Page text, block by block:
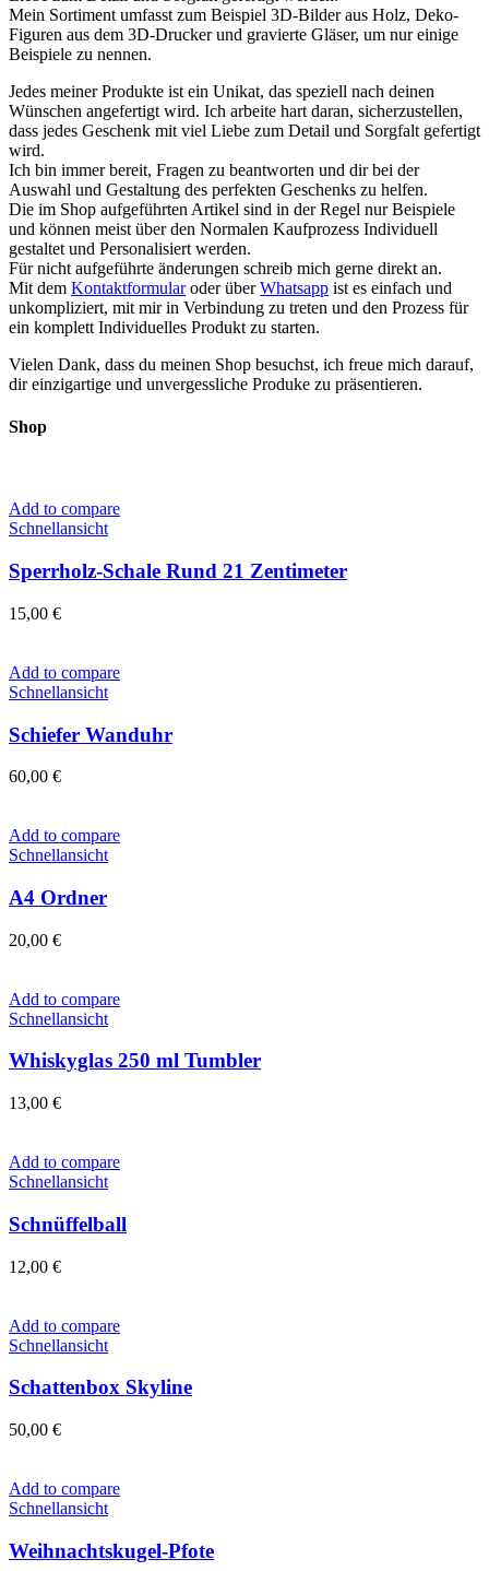
Mein Sortiment umfasst zum Beispiel 3D-Bilder aus Holz, Deko-
Figuren aus dem 3D-Drucker und gravierte Gläser, um nur einige
Beispiele zu nennen.
Jedes meiner Produkte ist ein Unikat, das speziell nach deinen
Wünschen angefertigt wird. Ich arbeite hart daran, sicherzustellen,
dass jedes Geschenk mit viel Liebe zum Detail und Sorgfalt gefertigt
wird.
Ich bin immer bereit, Fragen zu beantworten und dir bei der
Auswahl und Gestaltung des perfekten Geschenks zu helfen.
Die im Shop aufgeführten Artikel sind in der Regel nur Beispiele
und können meist über den Normalen Kaufprozess Individuell
gestaltet und Personalisiert werden.
Für nicht aufgeführte änderungen schreib mich gerne direkt an.
Mit dem Kontaktformularoder überWhatsapp ist es einfach und
unkompliziert, mit mir in Verbindung zu treten und den Prozess für
ein komplett Individuelles Produkt zu starten.
Vielen Dank, dass du meinen Shop besuchst, ich freue mich darauf,
dir einzigartige und unvergessliche Produke zu präsentieren.
Shop
Add to compare
Schnellansicht
Sperrholz-Schale Rund 21 Zentimeter
15,00 €
Add to compare
Schnellansicht
Schiefer Wanduhr
60,00 €
Add to compare
Schnellansicht
A4 Ordner
20,00 €
Add to compare
Schnellansicht
Whiskyglas 250 ml Tumbler
13,00 €
Add to compare
Schnellansicht
Schnüffelball
12,00 €
Add to compare
Schnellansicht
Schattenbox Skyline
50,00 €
Add to compare
Schnellansicht
Weihnachtskugel-Pfote